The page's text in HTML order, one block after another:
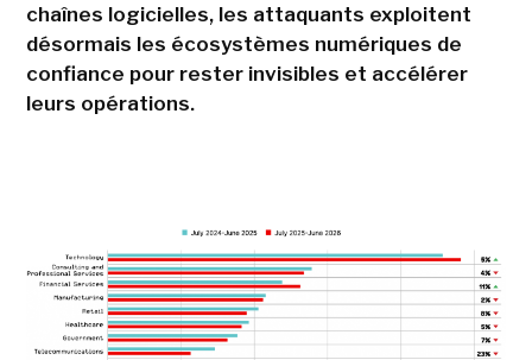
chaînes logicielles, les attaquants exploitent
désormais les écosystèmes numériques de
confiance pour rester invisibles et accélérer
leurs opérations.